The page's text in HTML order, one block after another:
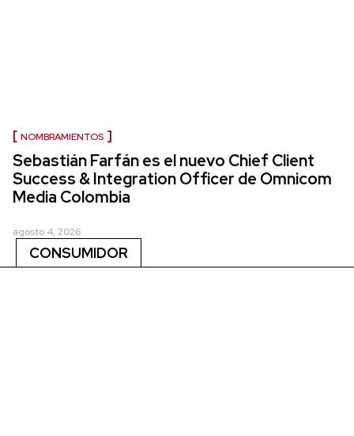
NOMBRAMIENTOS
Sebastián Farfán es el nuevo Chief Client
Success & Integration Officer de Omnicom
Media Colombia
agosto 4, 2026
CONSUMIDOR